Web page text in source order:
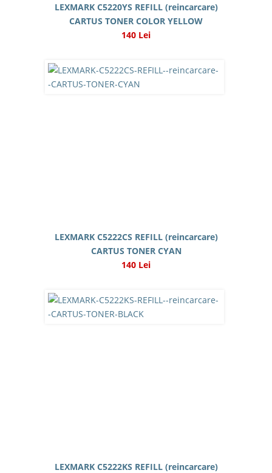
LEXMARK C5220YS REFILL (reincarcare)
CARTUS TONER COLOR YELLOW
140 Lei
LEXMARK C5222CS REFILL (reincarcare)
CARTUS TONER CYAN
140 Lei
LEXMARK C5222KS REFILL (reincarcare)